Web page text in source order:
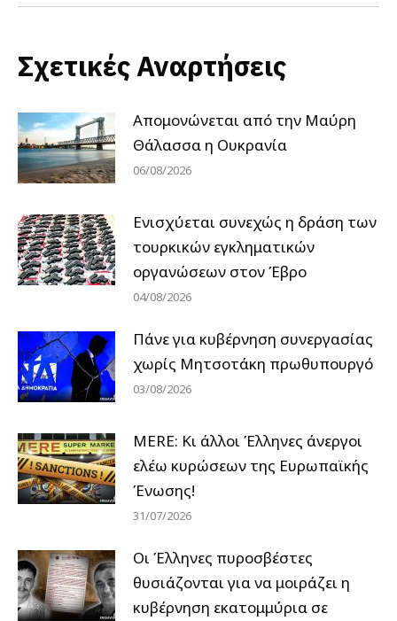
Σχετικές Αναρτήσεις
Απομονώνεται από την Μαύρη
Θάλασσα η Ουκρανία
06/08/2026
Ενισχύεται συνεχώς η δράση των
τουρκικών εγκληματικών
οργανώσεων στον Έβρο
04/08/2026
Πάνε για κυβέρνηση συνεργασίας
χωρίς Μητσοτάκη πρωθυπουργό
03/08/2026
MERE: Κι άλλοι Έλληνες άνεργοι
ελέω κυρώσεων της Ευρωπαϊκής
Ένωσης!
31/07/2026
Οι Έλληνες πυροσβέστες
θυσιάζονται για να μοιράζει η
κυβέρνηση εκατομμύρια σε